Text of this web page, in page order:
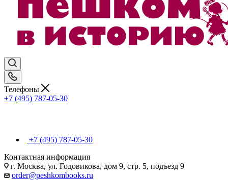
Телефоны
+7 (495) 787-05-30
+7 (495) 787-05-30
Контактная информация
г. Москва, ул. Годовикова, дом 9, стр. 5, подъезд 9
order@peshkombooks.ru